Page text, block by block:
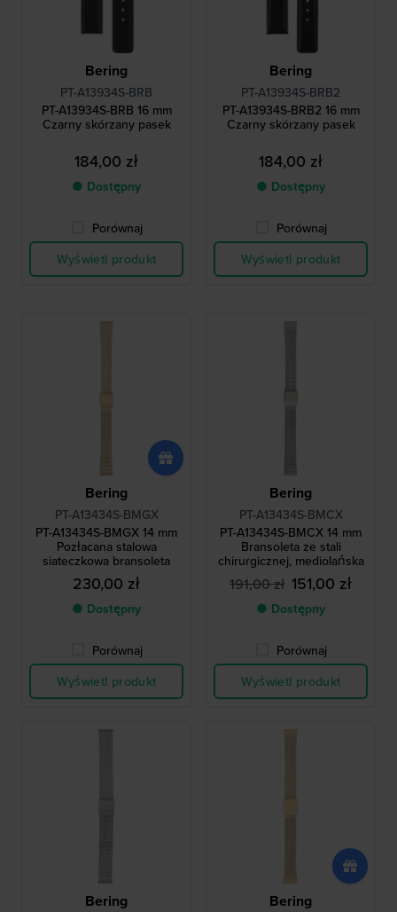
Bering
PT-A13934S-BRB
PT-A13934S-BRB 16 mm
Czarny skórzany pasek
184,00 zł
● Dostępny
Porównaj
Wyświetl produkt
Bering
PT-A13934S-BRB2
PT-A13934S-BRB2 16 mm
Czarny skórzany pasek
184,00 zł
● Dostępny
Porównaj
Wyświetl produkt
Bering
PT-A13434S-BMGX
PT-A13434S-BMGX 14 mm
Pozłacana stalowa
siateczkowa bransoleta
230,00 zł
● Dostępny
Porównaj
Wyświetl produkt
Bering
PT-A13434S-BMCX
PT-A13434S-BMCX 14 mm
Bransoleta ze stali
chirurgicznej, mediolańska
191,00 zł 151,00 zł
● Dostępny
Porównaj
Wyświetl produkt
Bering Bering